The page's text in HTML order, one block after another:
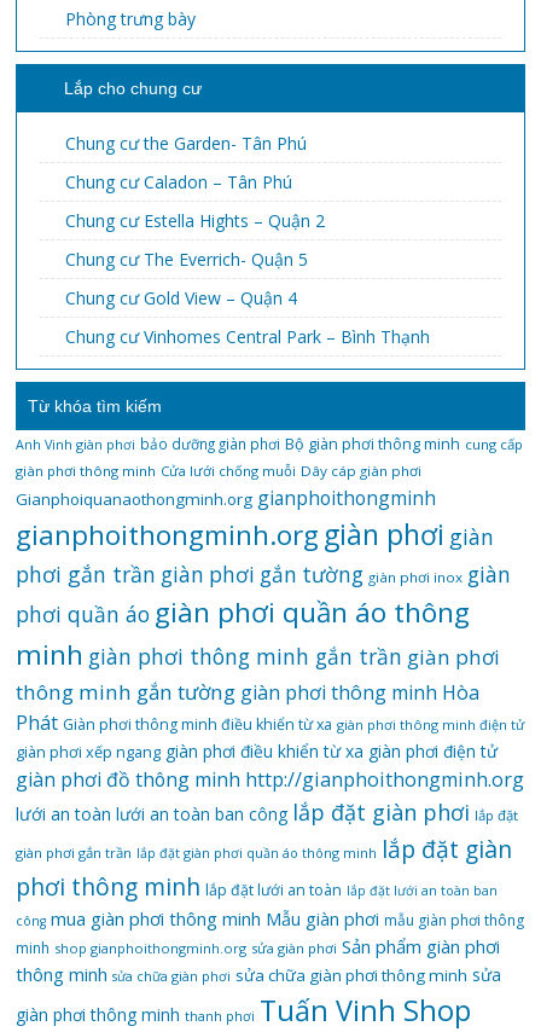
Phòng trưng bày
Lắp cho chung cư
Chung cư the Garden- Tân Phú
Chung cư Caladon – Tân Phú
Chung cư Estella Hights – Quận 2
Chung cư The Everrich- Quận 5
Chung cư Gold View – Quận 4
Chung cư Vinhomes Central Park – Bình Thạnh
Từ khóa tìm kiếm
Anh Vinh giàn phơi bảo dưỡng giàn phơi Bộ giàn phơi thông minh cung cấp
giàn phơi thông minh Cửa lưới chống muỗi Dây cáp giàn phơi
Gianphoiquanaothongminh.org gianphoithongminh
gianphoithongminh.org giàn phơi giàn
phơi gắn trần giàn phơi gắn tường giàn phơi inox giàn
phơi quần áo giàn phơi quần áo thông
minh giàn phơi thông minh gắn trần giàn phơi
thông minh gắn tường giàn phơi thông minh Hòa
Phát Giàn phơi thông minh điều khiển từ xa giàn phơi thông minh điện tử
giàn phơi xếp ngang giàn phơi điều khiển từ xa giàn phơi điện tử
giàn phơi đồ thông minh http://gianphoithongminh.org
lưới an toàn lưới an toàn ban công lắp đặt giàn phơi lắp đặt
giàn phơi gắn trần lắp đặt giàn phơi quần áo thông minh lắp đặt giàn
phơi thông minh lắp đặt lưới an toàn lắp đặt lưới an toàn ban
công mua giàn phơi thông minh Mẫu giàn phơi mẫu giàn phơi thông
minh shop gianphoithongminh.org sửa giàn phơi Sản phẩm giàn phơi
thông minh sửa chữa giàn phơi sửa chữa giàn phơi thông minh sửa
giàn phơi thông minh thanh phơi Tuấn Vinh Shop